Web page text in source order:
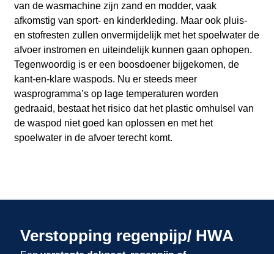
van de wasmachine zijn zand en modder, vaak
afkomstig van sport- en kinderkleding. Maar ook pluis-
en stofresten zullen onvermijdelijk met het spoelwater de
afvoer instromen en uiteindelijk kunnen gaan ophopen.
Tegenwoordig is er een boosdoener bijgekomen, de
kant-en-klare waspods. Nu er steeds meer
wasprogramma’s op lage temperaturen worden
gedraaid, bestaat het risico dat het plastic omhulsel van
de waspod niet goed kan oplossen en met het
spoelwater in de afvoer terecht komt.
Verstopping regenpijp/ HWA